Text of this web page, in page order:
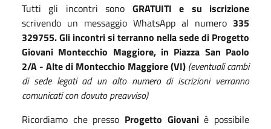
Tutti gli incontri sono GRATUITI e su iscrizione
scrivendo un messaggio WhatsApp al numero 335
329755.Gli incontri si terranno nella sede di Progetto
Giovani Montecchio Maggiore, in Piazza San Paolo
2/A - Alte di Montecchio Maggiore (VI) (eventuali cambi
di sede legati ad un alto numero di iscrizioni verranno
comunicati con dovuto preavviso)
Ricordiamo che presso Progetto Giovaniè possibile